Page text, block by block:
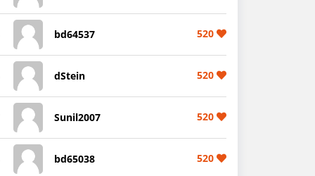
bd64537 520
dStein 520
Sunil2007 520
bd65038 520